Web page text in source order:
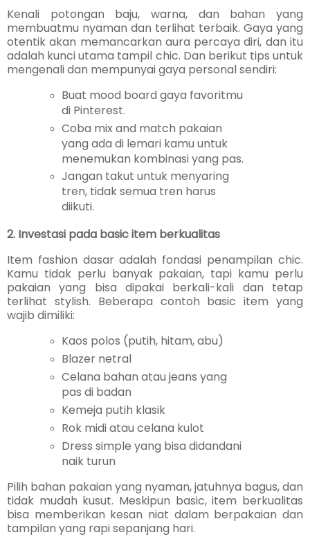
Kenali potongan baju, warna, dan bahan yang
membuatmu nyaman dan terlihat terbaik. Gaya yang
otentik akan memancarkan aura percaya diri, dan itu
adalah kunci utama tampil chic. Dan berikut tips untuk
mengenali dan mempunyai gaya personal sendiri:
Buat mood board gaya favoritmu
di Pinterest.
Coba mix and match pakaian
yang ada di lemari kamu untuk
menemukan kombinasi yang pas.
Jangan takut untuk menyaring
tren, tidak semua tren harus
diikuti.
2. Investasi pada basic item berkualitas
Item fashion dasar adalah fondasi penampilan chic.
Kamu tidak perlu banyak pakaian, tapi kamu perlu
pakaian yang bisa dipakai berkali-kali dan tetap
terlihat stylish. Beberapa contoh basic item yang
wajib dimiliki:
Kaos polos (putih, hitam, abu)
Blazer netral
Celana bahan atau jeans yang
pas di badan
Kemeja putih klasik
Rok midi atau celana kulot
Dress simple yang bisa didandani
naik turun
Pilih bahan pakaian yang nyaman, jatuhnya bagus, dan
tidak mudah kusut. Meskipun basic, item berkualitas
bisa memberikan kesan niat dalam berpakaian dan
tampilan yang rapi sepanjang hari.